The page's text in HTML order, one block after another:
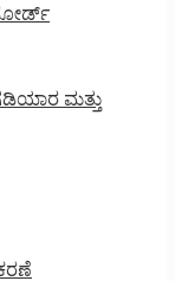
ಮತ್ತು